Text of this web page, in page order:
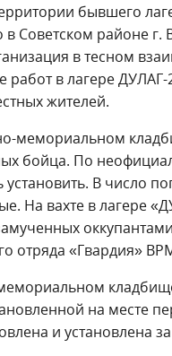
бывшего
Советском районе
в тесном
работ в лагере
жителей.
мемориальном
бойца. По
В число
На вахте в лагере
отряда «Гвардия»
на месте
и установлена